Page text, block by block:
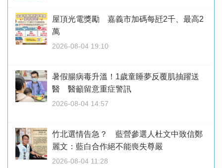
屋頂光電獎勵 嘉義市加碼每瓩2千、最高2
萬
2026-08-04 19:10
暑假腸病毒升溫！1歲童睡夢反覆肌抽躍送
醫 醫籲留意重症警訊
2026-08-04 14:57
竹北選情告急？ 藍營參選人杜文中致信鄭
麗文：藍白合作絕不能喪失尊嚴
2026-08-04 11:28